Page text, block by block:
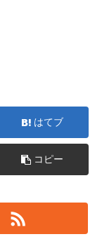
はてブ
コピー